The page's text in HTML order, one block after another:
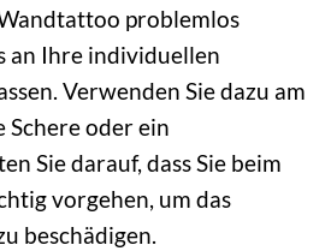
problemlos
an Ihre individuellen
Verwenden Sie dazu am
Schere oder ein
Sie darauf, dass Sie beim
vorgehen, um das
beschädigen.